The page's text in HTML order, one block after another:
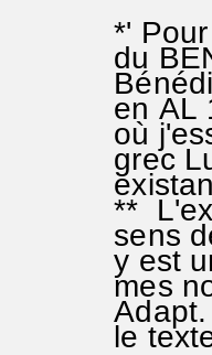
*'
du
en AL
où
grec
**
sens
y est
mes
le